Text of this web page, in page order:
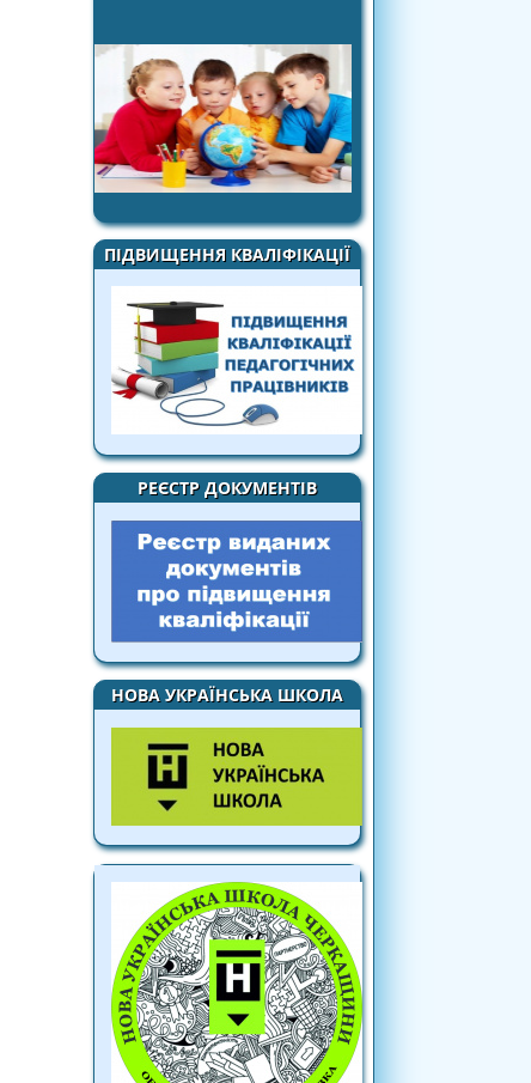
ПІДВИЩЕННЯ КВАЛІФІКАЦІЇ
РЕЄСТР ДОКУМЕНТІВ
НОВА УКРАЇНСЬКА ШКОЛА